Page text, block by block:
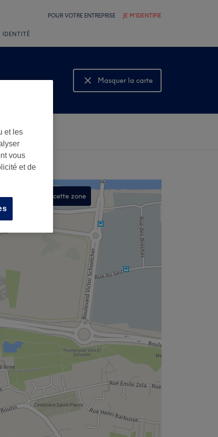
POUR VOTRE ENTREPRISE JE M'IDENTIFIE
IDENTITÉ
Masquer la carte
Montrer la carte
dans cette zone
et les
vous
et de